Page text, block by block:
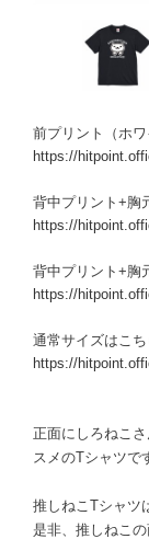
前プリント（ホ
https://
背中プリント+胸
https://
背中プリント+胸
https://
通常サイズはこ
https://
正面にしろねこ
スメのTシャツで
推しねこTシャツ
是非、推しねこの